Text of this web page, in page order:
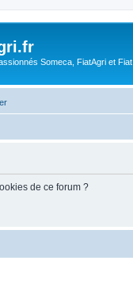
Someca, FiatAgri et Fiat
de ce forum ?